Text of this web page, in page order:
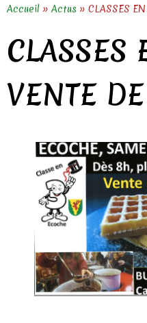
Accueil » Actus » CLASSES
CLASSES
VENTE